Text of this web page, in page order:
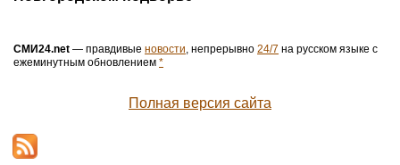
СМИ24.net — правдивые новости, непрерывно 24/7 на русском языке с
ежеминутным обновлением *
Полная версия сайта